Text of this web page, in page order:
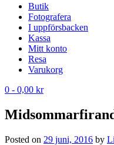
Butik
Fotografera
I uppförsbacken
Kassa
Mitt konto
Resa
Varukorg
0 - 0,00 kr
Posted on 29 juni, 2016 by